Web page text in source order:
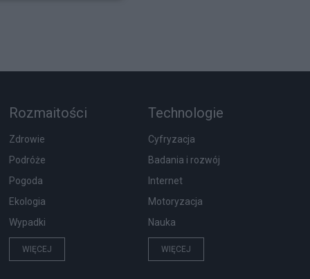
Rozmaitości
Zdrowie
Podróże
Pogoda
Ekologia
Wypadki
WIĘCEJ
Technologie
Cyfryzacja
Badania i rozwój
Internet
Motoryzacja
Nauka
WIĘCEJ